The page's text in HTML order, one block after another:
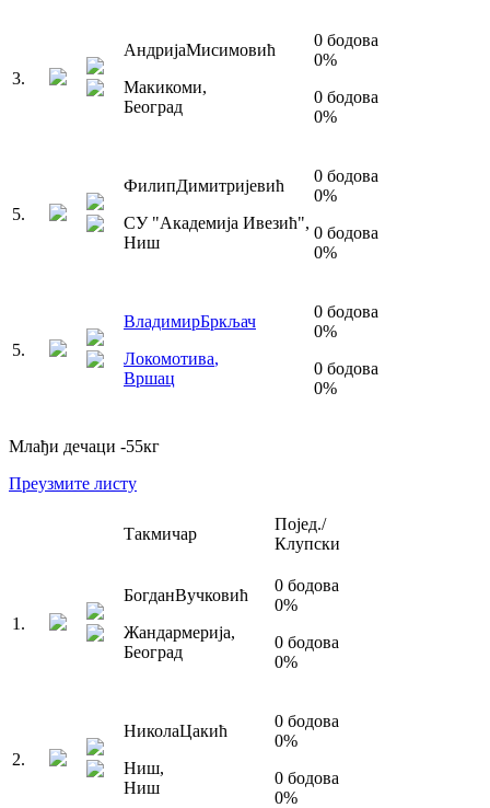
3.
АндријаМисимовић
Макикоми,
Београд
0 бодова
0%
0 бодова
0%
5.
ФилипДимитријевић
СУ "Академија Ивезић",
Ниш
0 бодова
0%
0 бодова
0%
5.
ВладимирБркљач
Локомотива,
Вршац
0 бодова
0%
0 бодова
0%
Млађи дечаци -55кг
Преузмите листу
Такмичар
Појед./
Клупски
1 .
БогданВучковић
Жандармерија,
Београд
0 бодова
0%
0 бодова
0%
2.
НиколаЦакић
Ниш,
Ниш
0 бодова
0%
0 бодова
0%